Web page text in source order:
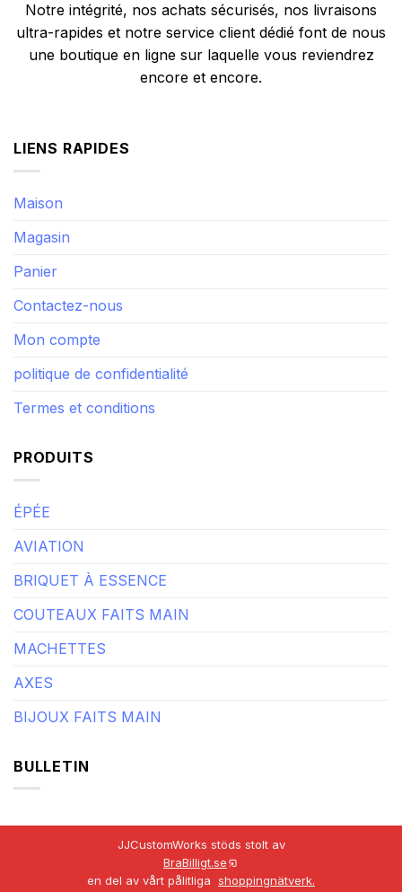
Notre intégrité, nos achats sécurisés, nos livraisons
ultra-rapides et notre service client dédié font de nous
une boutique en ligne sur laquelle vous reviendrez
encore et encore.
LIENS RAPIDES
Maison
Magasin
Panier
Contactez-nous
Mon compte
politique de confidentialité
Termes et conditions
PRODUITS
ÉPÉE
AVIATION
BRIQUET À ESSENCE
COUTEAUX FAITS MAIN
MACHETTES
AXES
BIJOUX FAITS MAIN
BULLETIN
JJCustomWorks stöds stolt av
BraBilligt.se
en del av vårt pålitliga shoppingnätverk.